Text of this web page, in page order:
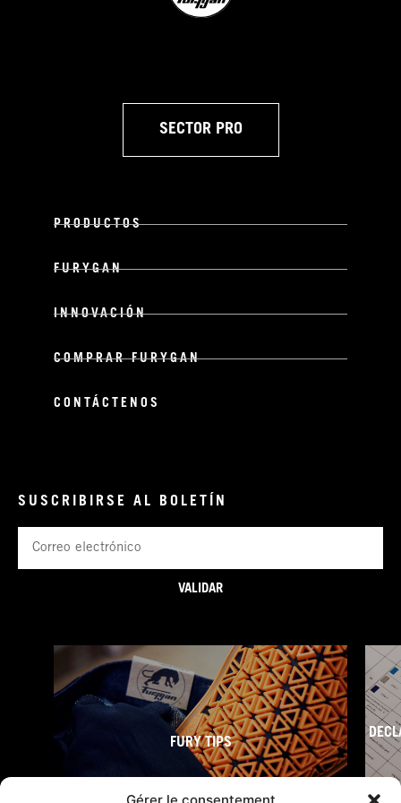
SECTOR PRO
PRODUCTOS
FURYGAN
INNOVACIÓN
COMPRAR FURYGAN
CONTÁCTENOS
SUSCRIBIRSE AL BOLETÍN
electrónico
VALIDAR
FURY TIPS